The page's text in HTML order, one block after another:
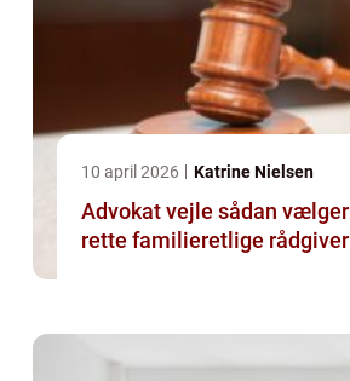
10 april 2026 Katrine Nielsen
Advokat vejle sådan vælger du den
rette familieretlige rådgiver